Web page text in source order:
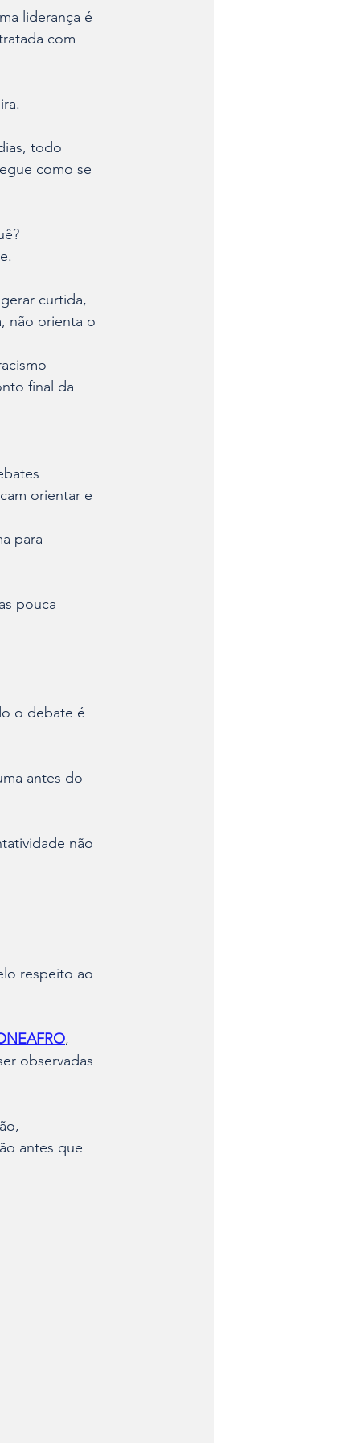
liderança é
com
todo
como se
curtida,
não orienta o
final da
orientar e
para
pouca
o debate é
antes do
não
respeito ao
,
observadas
antes que